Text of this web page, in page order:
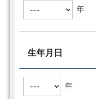
年
生年月日
年